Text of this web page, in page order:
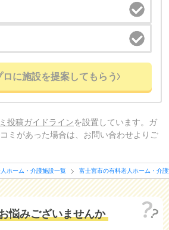
ロに施設を提案してもらう
投稿ガイドラインを設置しています。ガ
ミがあった場合は、お問い合わせよりご
ホーム・介護施設一覧 富士宮市の有料老人ホーム・介
悩みございませんか